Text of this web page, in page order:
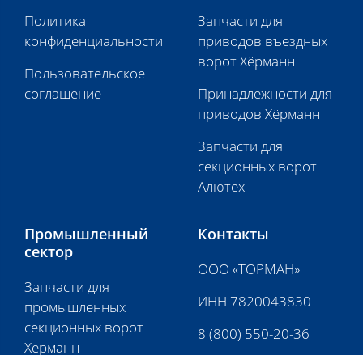
Политика
конфиденциальности
Пользовательское
соглашение
Запчасти для
приводов въездных
ворот Хёрманн
Принадлежности для
приводов Хёрманн
Запчасти для
секционных ворот
Алютех
Промышленный
сектор
Запчасти для
промышленных
секционных ворот
Хёрманн
Контакты
ООО «ТОРМАН»
ИНН 7820043830
8 (800) 550-20-36